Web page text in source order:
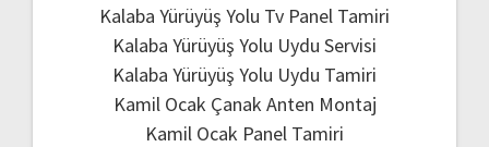
Kalaba Yürüyüş Yolu Tv Panel Tamiri
Kalaba Yürüyüş Yolu Uydu Servisi
Kalaba Yürüyüş Yolu Uydu Tamiri
Kamil Ocak Çanak Anten Montaj
Kamil Ocak Panel Tamiri